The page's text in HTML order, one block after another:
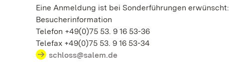
Eine Anmeldung ist bei Sonderführungen erwünscht:
Besucherinformation
Telefon +49(0)75 53. 9 16 53-36
Telefax +49(0)75 53. 9 16 53-34
schloss@salem.de